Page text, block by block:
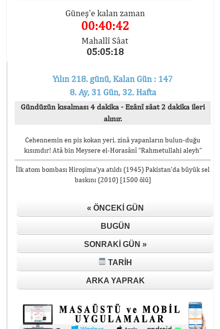
Güneş'e kalan zaman
00:40:41
Mahallî Sâat
05:05:19
Yılın 218. günü, Kalan Gün : 147
8. Ay, 31 Gün, 32. Hafta
Gündüzün kısalması 4 dakika - Ezânî sâat 2 dakika ileri
alınır.
Cehennemin en pis kokan yeri, zinâ yapanların bulun-duğu
kısımdır! Atâ bin Meysere el-Horasânî “Rahmetullahi aleyh”
İlk atom bombası Hiroşima’ya atıldı (1945) Pakistan’da büyük sel
baskını (2010) [1500 ölü]
« ÖNCEKI GÜN
BUGÜN
SONRAKI GÜN »
TARIH
ARKA YAPRAK